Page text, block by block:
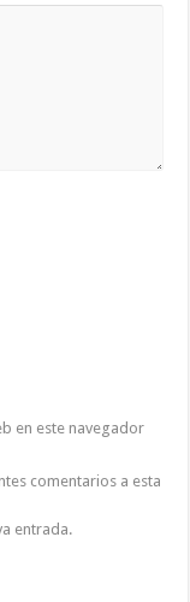
en este navegador
comentarios a esta
entrada.